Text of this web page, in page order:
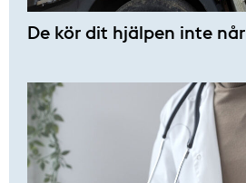
De kör dit hjälpen inte når